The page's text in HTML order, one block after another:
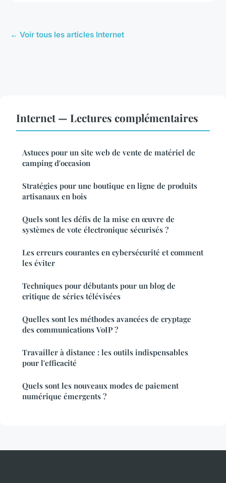
← Voir tous les articles Internet
Internet — Lectures complémentaires
Astuces pour un site web de vente de matériel de
camping d'occasion
Stratégies pour une boutique en ligne de produits
artisanaux en bois
Quels sont les défis de la mise en œuvre de
systèmes de vote électronique sécurisés ?
Les erreurs courantes en cybersécurité et comment
les éviter
Techniques pour débutants pour un blog de
critique de séries télévisées
Quelles sont les méthodes avancées de cryptage
des communications VoIP ?
Travailler à distance : les outils indispensables
pour l'efficacité
Quels sont les nouveaux modes de paiement
numérique émergents ?